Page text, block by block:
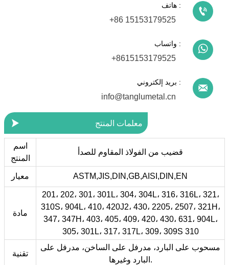
هاتف :
+86 15153179525

واتساب :
+8615153179525

بريد إلكتروني :
info@tanglumetal.cn

 معلمات المنتج
اسم
المنتج
قضيب من الفولاذ المقاوم للصدأ
معيار ASTM,JIS,DIN,GB,AISI,DIN,EN
مادة
201، 202، 301، 301L، 304، 304L، 316، 316L، 321،
310S، 904L، 410، 420J2، 430، 2205، 2507، 321H،
347، 347H، 403، 405، 409، 420، 430، 631، 904L،
305، 301L، 317، 317L، 309، 309S 310
تقنية
مسحوب على البارد، مدرفل على الساخن، مدرفل على
البارد وغيرها.